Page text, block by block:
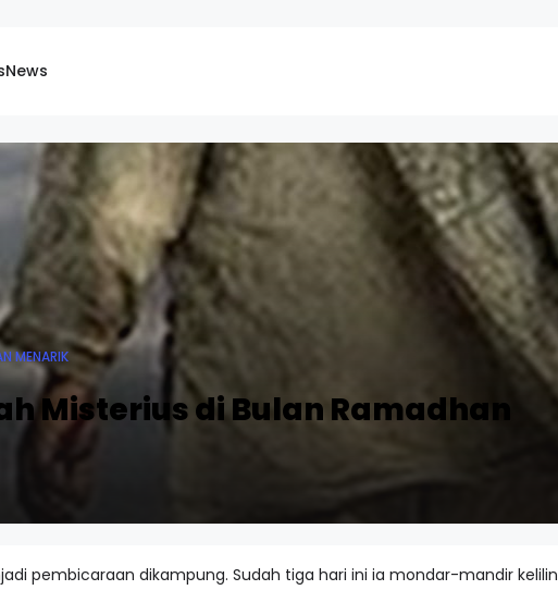
News
MENARIK
Misterius di Bulan Ramadhan
pembicaraan dikampung. Sudah tiga hari ini ia mondar-mandir